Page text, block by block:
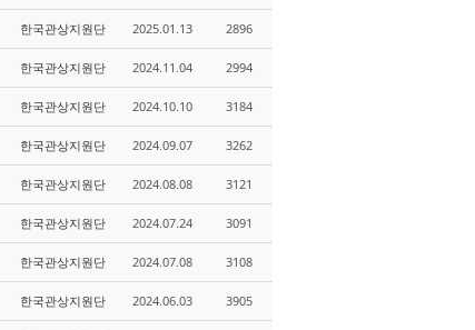
한국관상지원단 2025.01.13 2896
한국관상지원단 2024.11.04 2994
한국관상지원단 2024.10.10 3184
한국관상지원단 2024.09.07 3262
한국관상지원단 2024.08.08 3121
한국관상지원단 2024.07.24 3091
한국관상지원단 2024.07.08 3108
한국관상지원단 2024.06.03 3905